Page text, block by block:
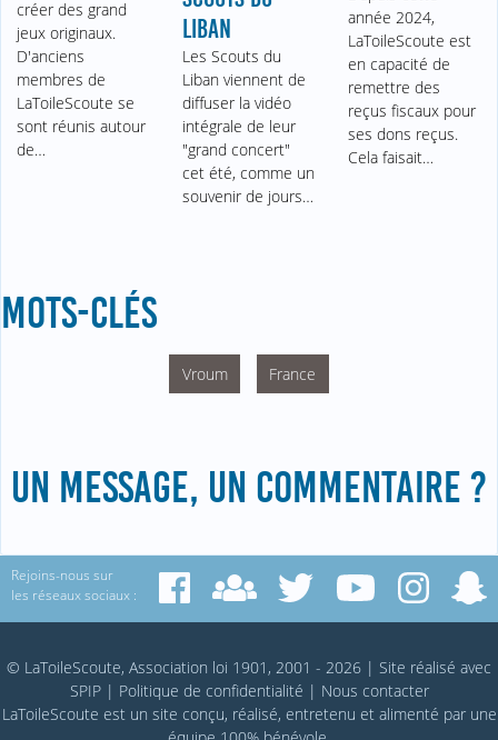
créer des grand
jeux originaux.
D'anciens
membres de
LaToileScoute se
sont réunis autour
de…
LIBAN
Les Scouts du
Liban viennent de
diffuser la vidéo
intégrale de leur
"grand concert"
cet été, comme un
souvenir de jours…
année 2024,
LaToileScoute est
en capacité de
remettre des
reçus fiscaux pour
ses dons reçus.
Cela faisait…
MOTS-CLÉS
Vroum France
UN MESSAGE, UN COMMENTAIRE ?
Rejoins-nous sur
les réseaux sociaux :
© LaToileScoute, Association loi 1901, 2001 - 2026 | Site réalisé avec
SPIP| Politique de confidentialité | Nous contacter
LaToileScoute est un site conçu, réalisé, entretenu et alimenté par une